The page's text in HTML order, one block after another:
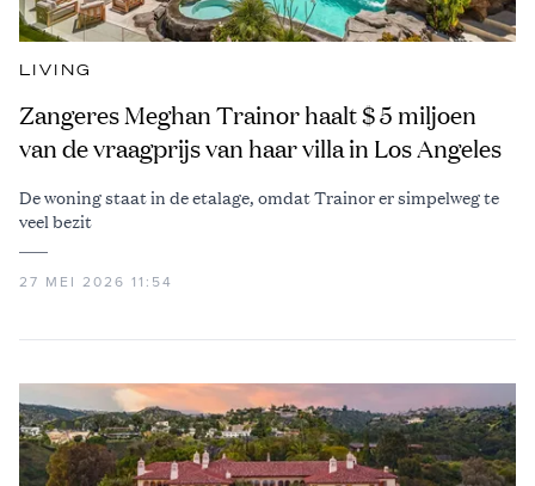
LIVING
Zangeres Meghan Trainor haalt $ 5 miljoen
van de vraagprijs van haar villa in Los Angeles
De woning staat in de etalage, omdat Trainor er simpelweg te
veel bezit
27 MEI 2026 11:54